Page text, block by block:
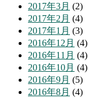
2017年3月 (2)
2017年2月 (4)
2017年1月 (3)
2016年12月 (4)
2016年11月 (4)
2016年10月 (4)
2016年9月 (5)
2016年8月 (4)